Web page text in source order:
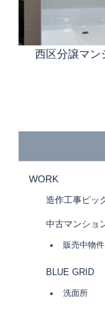
西区分譲マ
WORK
造作工事ピッ
中古マンショ
販売中物件
BLUE GRID
洗面所